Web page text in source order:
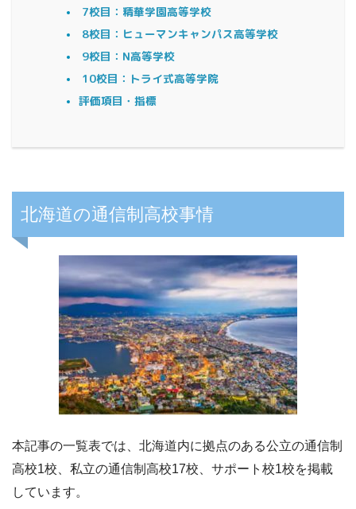
7校目：精華学園高等学校
8校目：ヒューマンキャンパス高等学校
9校目：N高等学校
10校目：トライ式高等学院
評価項目・指標
北海道の通信制高校事情
本記事の一覧表では、北海道内に拠点のある公立の通信制
高校1校、私立の通信制高校17校、サポート校1校を掲載
しています。